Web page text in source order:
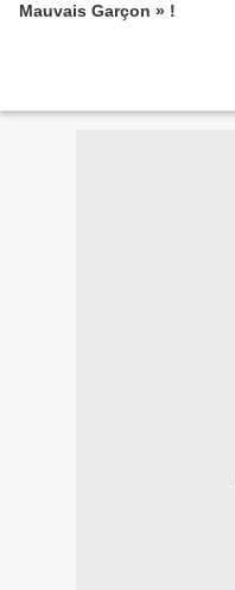
Mauvais Garçon » !